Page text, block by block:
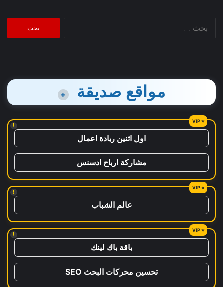
مواقع صديقة +
!
اول اثنين ريادة اعمال
مشاركة ارباح ادسنس
!
عالم الشباب
!
باقة باك لينك
تحسين محركات البحث SEO